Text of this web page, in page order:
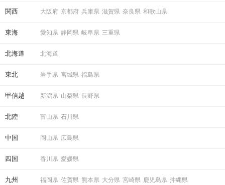
関西 大阪府 京都府 兵庫県 滋賀県 奈良県 和歌山県
東海 愛知県 静岡県 岐阜県 三重県
北海道 北海道
東北 岩手県 宮城県 福島県
甲信越 新潟県 山梨県 長野県
北陸 富山県 石川県
中国 岡山県 広島県
四国 香川県 愛媛県
九州
福岡県 佐賀県 熊本県 大分県 宮崎県 鹿児島県 沖縄県